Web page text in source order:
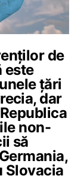
de
este
țări
dar
non-
să
Slovacia